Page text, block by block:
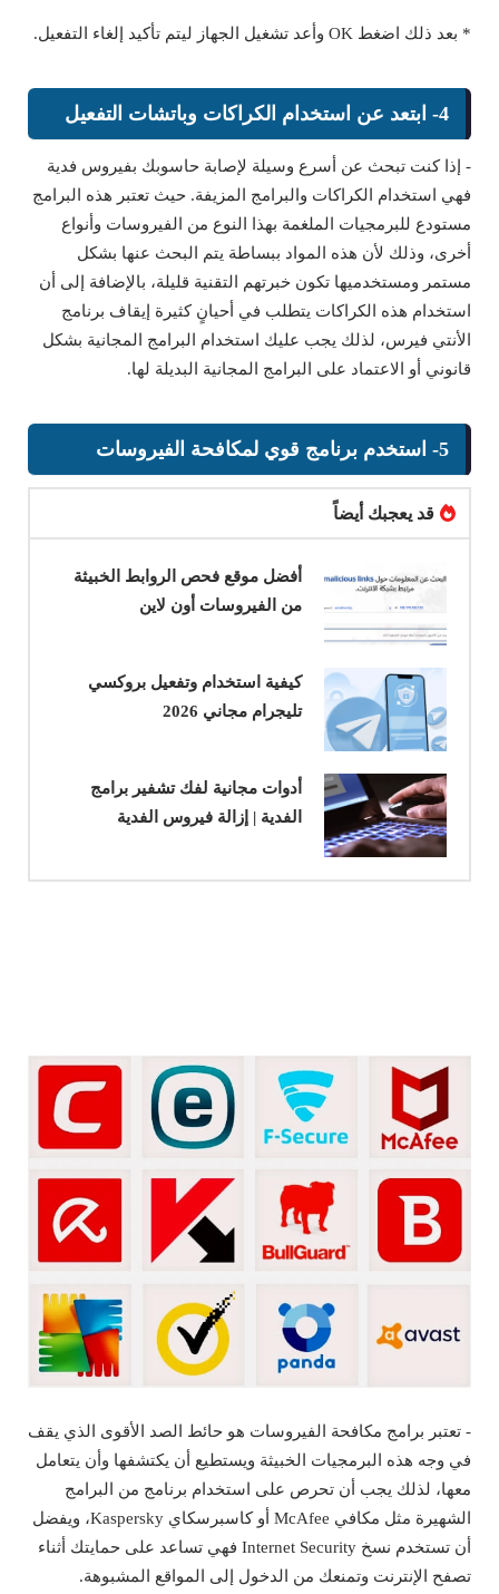
* بعد ذلك اضغط OK وأعد تشغيل الجهاز ليتم تأكيد إلغاء التفعيل.
4- ابتعد عن استخدام الكراكات وباتشات التفعيل
- إذا كنت تبحث عن أسرع وسيلة لإصابة حاسوبك بفيروس فدية
فهي استخدام الكراكات والبرامج المزيفة. حيث تعتبر هذه البرامج
مستودع للبرمجيات الملغمة بهذا النوع من الفيروسات وأنواع
أخرى، وذلك لأن هذه المواد ببساطة يتم البحث عنها بشكل
مستمر ومستخدميها تكون خبرتهم التقنية قليلة، بالإضافة إلى أن
استخدام هذه الكراكات يتطلب في أحيانٍ كثيرة إيقاف برنامج
الأنتي فيرس، لذلك يجب عليك استخدام البرامج المجانية بشكل
قانوني أو الاعتماد على البرامج المجانية البديلة لها.
5- استخدم برنامج قوي لمكافحة الفيروسات
قد يعجبك أيضاً
أفضل موقع فحص الروابط الخبيثة
من الفيروسات أون لاين
كيفية استخدام وتفعيل بروكسي
تليجرام مجاني 2026
أدوات مجانية لفك تشفير برامج
الفدية | إزالة فيروس الفدية
- تعتبر برامج مكافحة الفيروسات هو حائط الصد الأقوى الذي يقف
في وجه هذه البرمجيات الخبيثة ويستطيع أن يكتشفها وأن يتعامل
معها، لذلك يجب أن تحرص على استخدام برنامج من البرامج
الشهيرة مثل مكافي McAfee أو كاسبرسكاي Kaspersky، ويفضل
أن تستخدم نسخ Internet Security فهي تساعد على حمايتك أثناء
تصفح الإنترنت وتمنعك من الدخول إلى المواقع المشبوهة.